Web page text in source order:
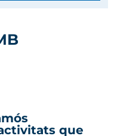
que